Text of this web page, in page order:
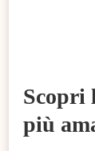
Scopri
più